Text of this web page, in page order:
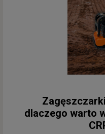
dlaczego warto